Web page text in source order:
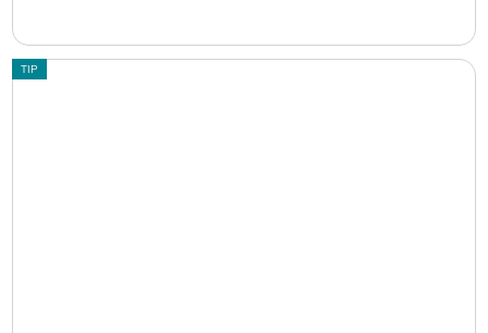
TIP